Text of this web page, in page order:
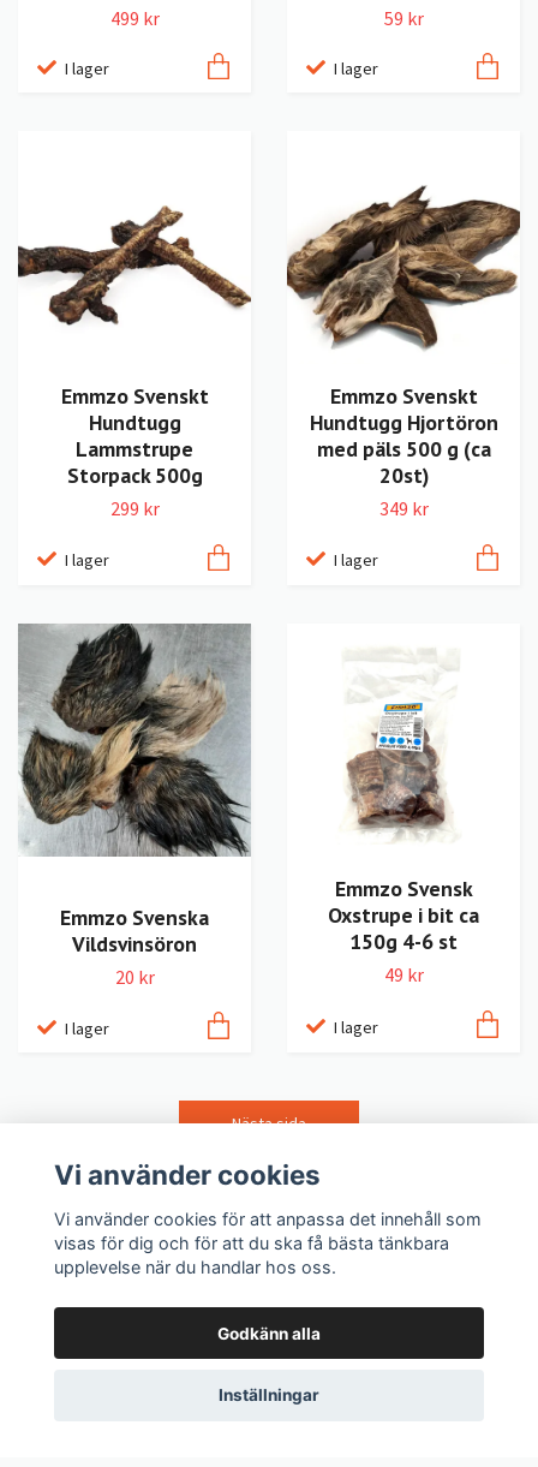
499 kr
I lager
59 kr
I lager
Emmzo Svenskt
Hundtugg
Lammstrupe
Storpack 500g
299 kr
I lager
Emmzo Svenskt
Hundtugg Hjortöron
med päls 500 g (ca
20st)
349 kr
I lager
Emmzo Svenska
Vildsvinsöron
20 kr
I lager
Emmzo Svensk
Oxstrupe i bit ca
150g 4-6 st
49 kr
I lager
Nästa sida
Visar sida 1 av 4, totalt 186 produkter
LexNox Hundshop
Köpvillkor
Kontakt
Vi använder cookies
Vi använder cookies för att anpassa det innehåll som
visas för dig och för att du ska få bästa tänkbara
upplevelse när du handlar hos oss.
Godkänn alla
Inställningar